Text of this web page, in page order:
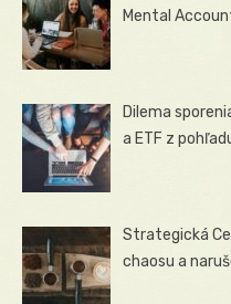
Mental
Dilema
a ETF z
Strategická
chaosu a